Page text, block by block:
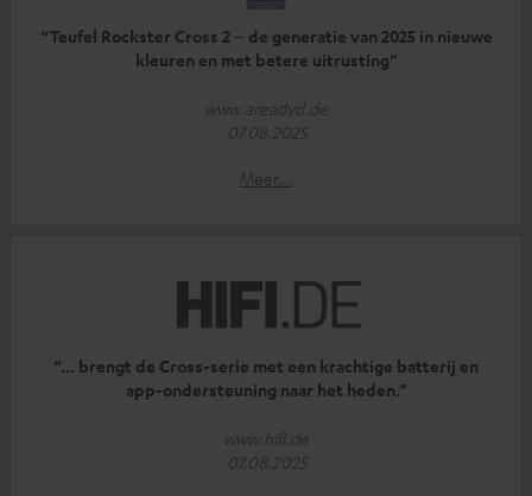
“Teufel Rockster Cross 2 – de generatie van 2025 in nieuwe
kleuren en met betere uitrusting”
www.areadvd.de
07.08.2025
Meer...
“... brengt de Cross-serie met een krachtige batterij en
app-ondersteuning naar het heden.”
www.hifi.de
07.08.2025